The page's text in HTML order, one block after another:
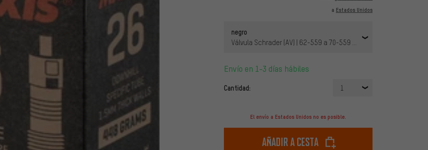
a Estados Unidos
negro
Válvula Schrader (AV) | 62-559 a 70-559 | 26x2.5-2.7 Presta | 36
Envío en 1-3 días hábiles
Cantidad: 1
El envío a Estados Unidos no es posible.
Añadir a cesta